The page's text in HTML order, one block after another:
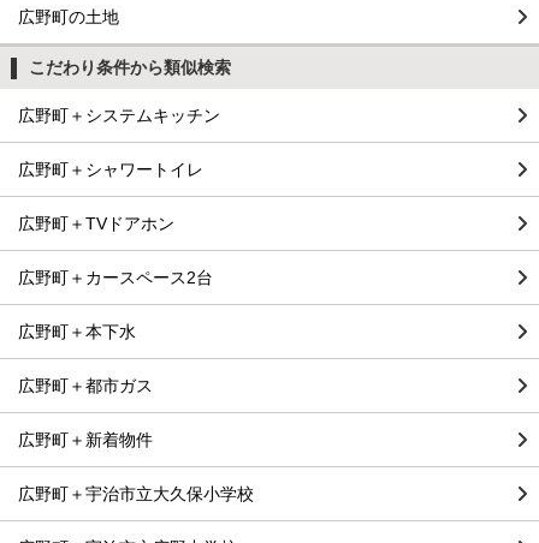
広野町の土地
こだわり条件から類似検索
広野町＋システムキッチン
広野町＋シャワートイレ
広野町＋TVドアホン
広野町＋カースペース2台
広野町＋本下水
広野町＋都市ガス
広野町＋新着物件
広野町＋宇治市立大久保小学校